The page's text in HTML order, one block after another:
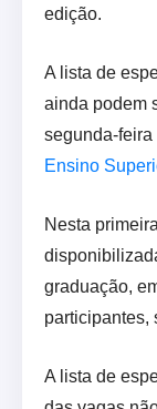
edição.
A lista de
ainda podem
segunda-feira
Ensino
Nesta
graduação,
participantes,
A lista de